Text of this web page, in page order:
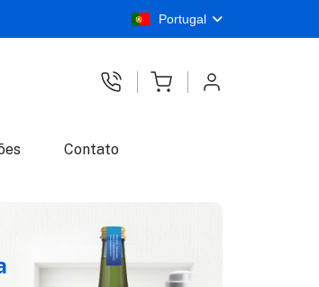
Portugal
Contato